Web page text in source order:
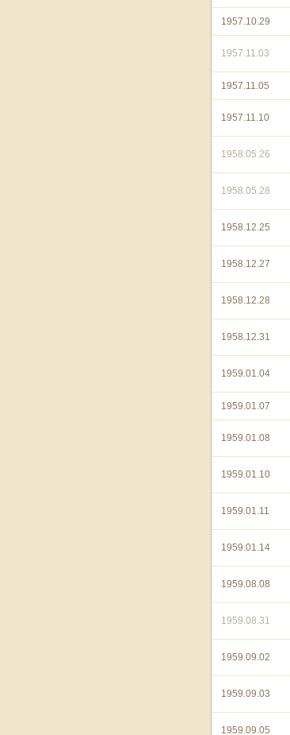
1957.10.29
1957.11.03
1957.11.05
1957.11.10
1958.05.26
1958.05.28
1958.12.25
1958.12.27
1958.12.28
1958.12.31
1959.01.04
1959.01.07
1959.01.08
1959.01.10
1959.01.11
1959.01.14
1959.08.08
1959.08.31
1959.09.02
1959.09.03
1959.09.05